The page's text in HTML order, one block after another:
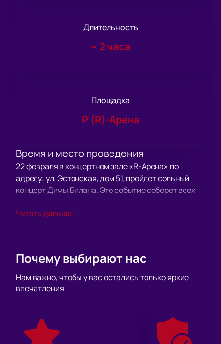
Длительность
~ 2 часа
Площадка
Р (R)-Арена
Время и место проведения
22 февраля в концертном зале «R-Арена» по
адресу: ул. Эстонская, дом 51, пройдет сольный
концерт Димы Билана. Это событие соберет всех
живым исполнением любимых песен.
которое вызывает сильные эмоции у зрителей. Его
выступления всегда наполнены драйвом, а
программа включает как известные композиции,
так и свежие треки из нового альбома. Каждый
вместе с одним из самых любимых исполнителей
страны.
Читать дальше...
Почему выбирают нас
Нам важно, чтобы у вас остались только яркие
впечатления